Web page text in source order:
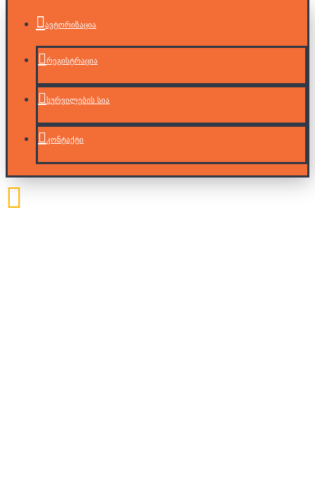
ავტორიზაცია
რეგისტრაცია
სურვილების სია
კონტაქტი